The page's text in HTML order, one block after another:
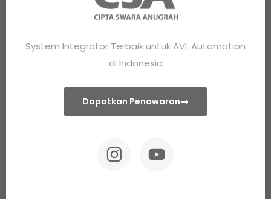
System Integrator Terbaik untuk AVL Automation
di Indonesia
Dapatkan Penawaran